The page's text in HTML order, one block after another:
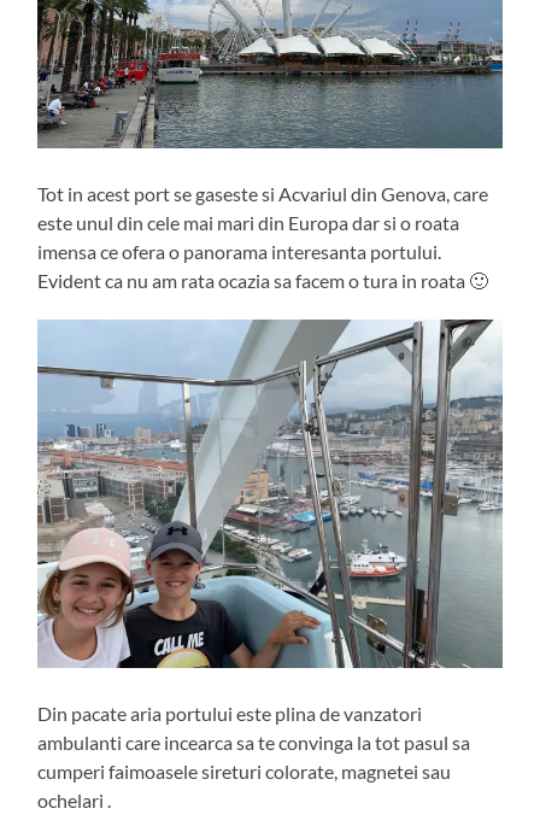
Tot in acest port se gaseste si Acvariul din Genova, care
este unul din cele mai mari din Europa dar si o roata
imensa ce ofera o panorama interesanta portului.
Evident ca nu am rata ocazia sa facem o tura in roata 🙂
Din pacate aria portului este plina de vanzatori
ambulanti care incearca sa te convinga la tot pasul sa
cumperi faimoasele sireturi colorate, magnetei sau
ochelari .